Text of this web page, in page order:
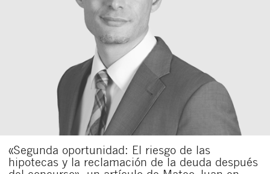
«Segunda oportunidad: El riesgo de las
hipotecas y la reclamación de la deuda después